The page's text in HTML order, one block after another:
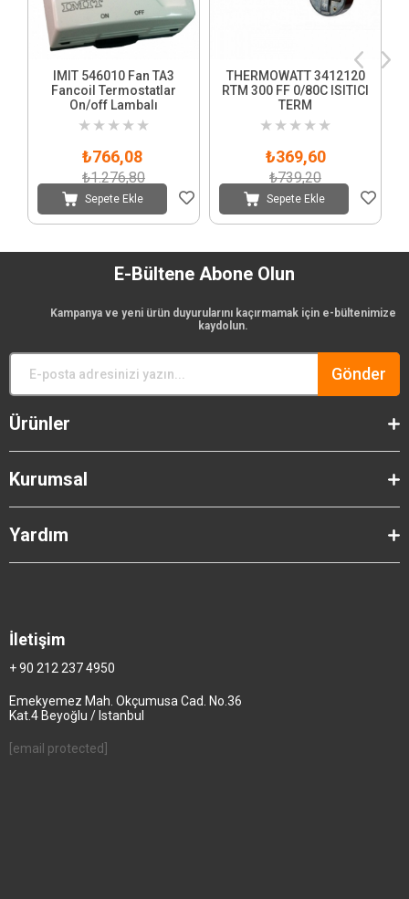
IMIT 546010 Fan TA3
Fancoil Termostatlar
On/off Lambalı
★ ★ ★ ★ ★
₺766,08
₺1.276,80
Sepete Ekle
THERMOWATT 3412120
RTM 300 FF 0/80C ISITICI
TERM
★ ★ ★ ★ ★
₺369,60
₺739,20
Sepete Ekle
E-Bültene Abone Olun
Kampanya ve yeni ürün duyurularını kaçırmamak için e-bültenimize
kaydolun.
Gönder
Ürünler
Kurumsal
Yardım
İletişim
+ 90 212 237 4950
Emekyemez Mah. Okçumusa Cad. No.36
Kat.4 Beyoğlu / Istanbul
[email protected]